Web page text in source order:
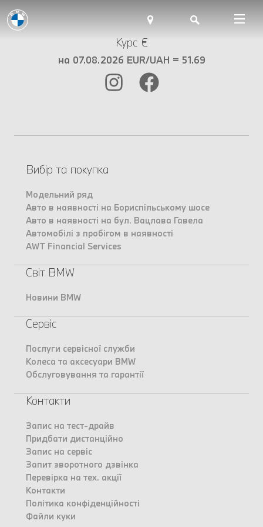
Курс €
на 07.08.2026 EUR/UAH = 51.69
Вибір та покупка
Модельний ряд
Авто в наявності на Бориспільському шосе
Авто в наявності на бул. Вацлава Гавела
Автомобілі з пробігом в наявності
AWT Financial Services
Світ BMW
Новини BMW
Сервіс
Послуги сервісної служби
Колеса та аксесуари BMW
Обслуговування та гарантії
Контакти
Запис на тест-драйв
Придбати дистанційно
Запис на сервіс
Запит зворотного дзвінка
Перевірка на тех. акції
Контакти
Політика конфіденційності
Файли куки